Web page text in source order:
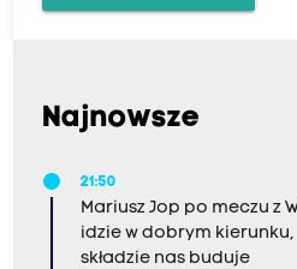
Najnowsze
21:50
Mariusz Jop po meczu z
idzie w dobrym
składzie nas buduje